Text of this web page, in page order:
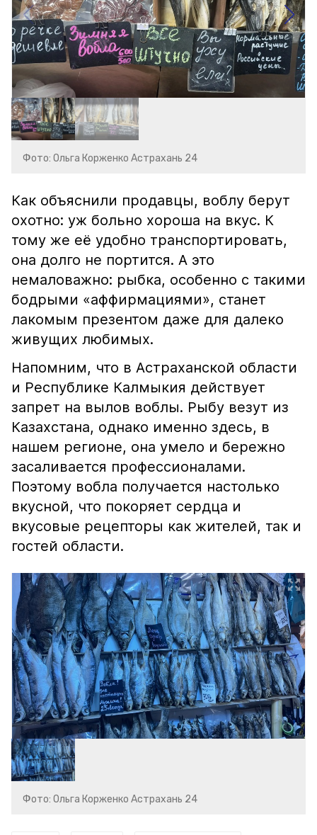
Фото: Ольга Корженко Астрахань 24
Как объяснили продавцы, воблу берут
охотно: уж больно хороша на вкус. К
тому же её удобно транспортировать,
она долго не портится. А это
немаловажно: рыбка, особенно с такими
бодрыми «аффирмациями», станет
лакомым презентом даже для далеко
живущих любимых.
Напомним, что в Астраханской области
и Республике Калмыкия действует
запрет на вылов воблы. Рыбу везут из
Казахстана, однако именно здесь, в
нашем регионе, она умело и бережно
засаливается профессионалами.
Поэтому вобла получается настолько
вкусной, что покоряет сердца и
вкусовые рецепторы как жителей, так и
гостей области.
Фото: Ольга Корженко Астрахань 24